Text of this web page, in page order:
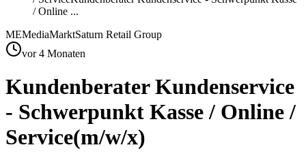
/ Online ...
MEMediaMarktSaturn Retail Group
vor 4 Monaten
Kundenberater Kundenservice
- Schwerpunkt Kasse / Online /
Service(m/w/x)